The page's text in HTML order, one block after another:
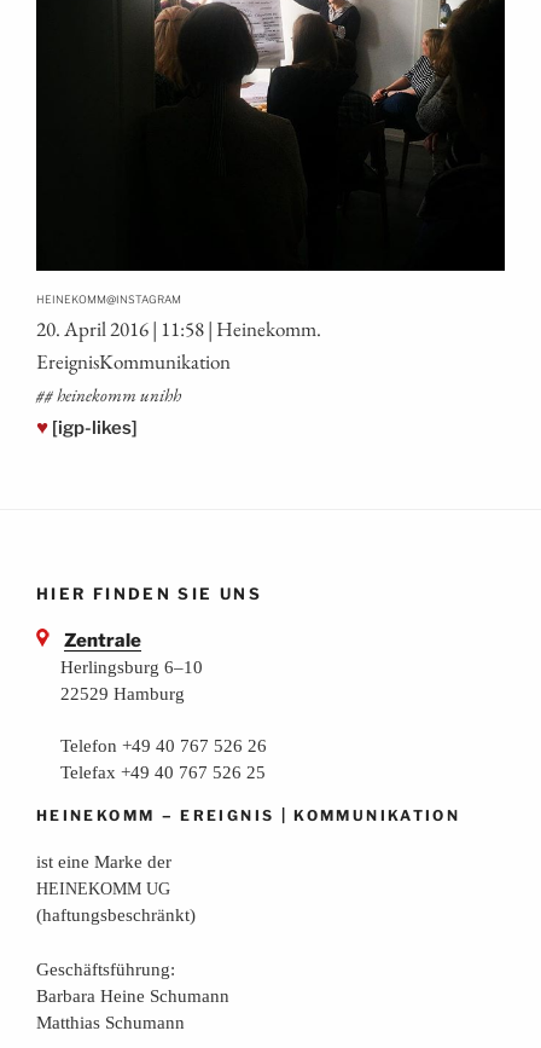
HEINEKOMM@INSTAGRAM
20. April 2016 | 11:58 | Hei­ne­komm.
EreignisKommunikation
## hei­ne­komm unihh
♥ [igp-likes]
HIER FINDEN SIE UNS
Zentrale
Herlingsburg 6–10
22529 Hamburg
Telefon +49 40 767 526 26
Telefax +49 40 767 526 25
HEINEKOMM –EREIGNIS |KOMMUNIKATION
ist eine Mar­ke der
HEINEKOMM UG
(haf­tungs­be­schränkt)
Geschäfts­füh­rung:
Bar­ba­ra Hei­ne Schumann
Mat­thi­as Schumann